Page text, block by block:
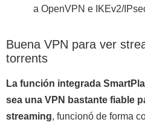
a OpenVPN e IKEv2/
Buena VPN para ver
torrents
La función integrada
sea una VPN bastante fiable
streaming, funcionó de forma